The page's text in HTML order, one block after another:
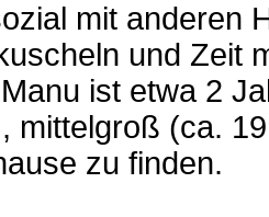
mit anderen
und Zeit
ist etwa 2
mittelgroß (ca.
zu finden.